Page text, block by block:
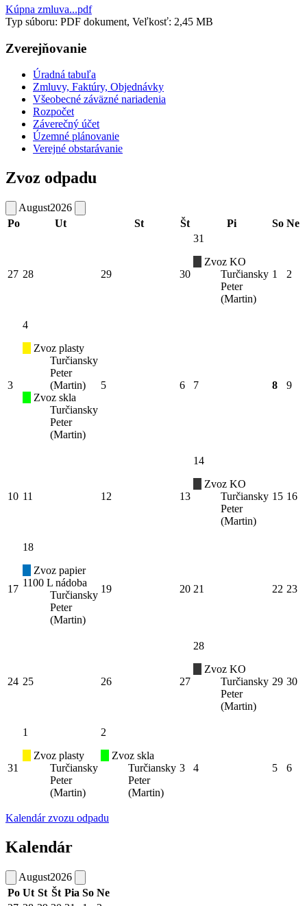
Kúpna zmluva...pdf
Typ súboru: PDF dokument, Veľkosť: 2,45 MB
Zverejňovanie
Úradná tabuľa
Zmluvy, Faktúry, Objednávky
Všeobecné záväzné nariadenia
Rozpočet
Záverečný účet
Územné plánovanie
Verejné obstarávanie
Zvoz odpadu
August2026
Po
Ut St Št Pi So Ne
27 28 29 30
31
Zvoz KO
Turčiansky
Peter
(Martin)
1 2
3
4
Zvoz plasty
Turčiansky
Peter
(Martin)
Zvoz skla
Turčiansky
Peter
(Martin)
5 6 7 8 9
10 11 12 13
14
Zvoz KO
Turčiansky
Peter
(Martin)
15 16
17
18
Zvoz papier
1100 L nádoba
Turčiansky
Peter
(Martin)
19 20 21 22 23
24 25 26 27
28
Zvoz KO
Turčiansky
Peter
(Martin)
29 30
31
1
Zvoz plasty
Turčiansky
Peter
(Martin)
2
Zvoz skla
Turčiansky
Peter
(Martin)
3 4 5 6
Kalendár zvozu odpadu
Kalendár
August2026
Po Ut St Št Pia So Ne